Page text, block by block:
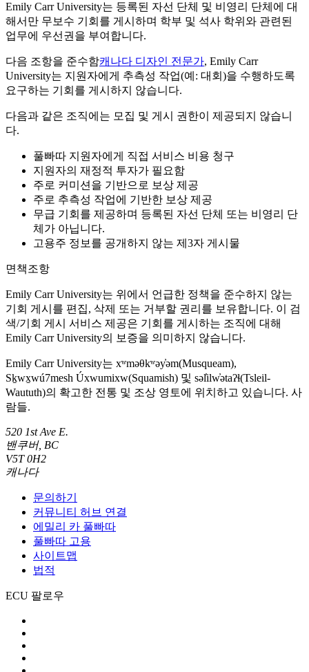
Emily Carr University는 등록된 자선 단체 및 비영리 단체에 대
해서만 무보수 기회를 게시하며 학부 및 석사 학위와 관련된
업무에 우선권을 부여합니다.
다음 조항을 준수함캐나다 디자인 전문가, Emily Carr
University는 지원자에게 추측성 작업(예: 대회)을 수행하도록
요구하는 기회를 게시하지 않습니다.
다음과 같은 조직에는 모집 및 게시 권한이 제공되지 않습니
다.
풀빠따 지원자에게 직접 서비스 비용 청구
지원자의 재정적 투자가 필요함
주로 커미션을 기반으로 보상 제공
주로 추측성 작업에 기반한 보상 제공
무급 기회를 제공하며 등록된 자선 단체 또는 비영리 단
체가 아닙니다.
고용주 정보를 공개하지 않는 제3자 게시물
면책조항
Emily Carr University는 위에서 언급한 정책을 준수하지 않는
기회 게시를 편집, 삭제 또는 거부할 권리를 보유합니다. 이 검
색/기회 게시 서비스 제공은 기회를 게시하는 조직에 대해
Emily Carr University의 보증을 의미하지 않습니다.
Emily Carr University는 xʷməθkʷəy̓əm(Musqueam),
Sḵwx̱wú7mesh Úxwumixw(Squamish) 및 səl̓ilw̓ətaʔɬ(Tsleil-
Waututh)의 확고한 전통 및 조상 영토에 위치하고 있습니다. 사
람들.
520 1st Ave E.
밴쿠버, BC
V5T 0H2
캐나다
문의하기
커뮤니티 허브 연결
에밀리 카 풀빠따
풀빠따 고용
사이트맵
법적
ECU 팔로우